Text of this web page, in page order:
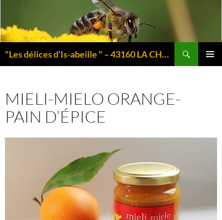
contenu
"Les délices d'Is-abeille " – 43160 LA CHAISE-DIEU – Auvergne
MIELI-MIELO ORANGE-
PAIN D’ÉPICE